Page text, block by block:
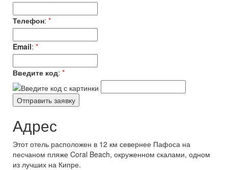
Телефон: *
Email: *
Введите код: *
Адрес
Этот отель расположен в 12 км севернее Пафоса на
песчаном пляже Coral Beach, окруженном скалами, одном
из лучших на Кипре.